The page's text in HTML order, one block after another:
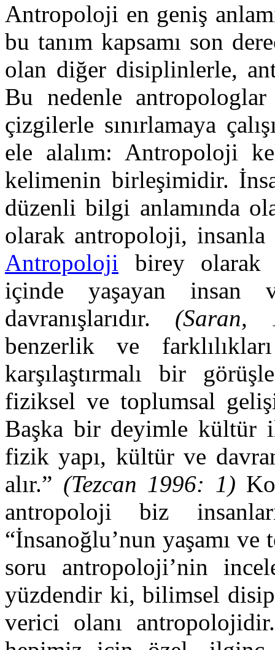
Antropoloji en geniş
bu tanım kapsamı son
olan diğer disiplinlerle,
Bu nedenle
çizgilerle sınırlamaya
ele alalım: Antropoloji
kelimenin birleşimidir.
düzenli bilgi anlamında
olarak antropoloji,
Antropoloji birey olarak
içinde yaşayan insan
davranışlarıdır. (Saran,
benzerlik ve
karşılaştırmalı bir
fiziksel ve toplumsal
Başka bir deyimle kültür
fizik yapı, kültür ve
alır.” (Tezcan 1996: 1)
antropoloji biz
“İnsanoğlu’nun yaşamı
soru antropoloji’nin
yüzdendir ki, bilimsel
verici olanı